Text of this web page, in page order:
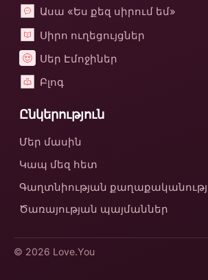
Ասա «Ես քեզ սիրում եմ»
Սիրո ուղեցույցներ
Սեր Էմոջիներ
Բլոգ
Ընկերություն
Մեր մասին
Կապ մեզ հետ
Գաղտնիության
Ծառայության պայմաններ
© 2026 Love.You